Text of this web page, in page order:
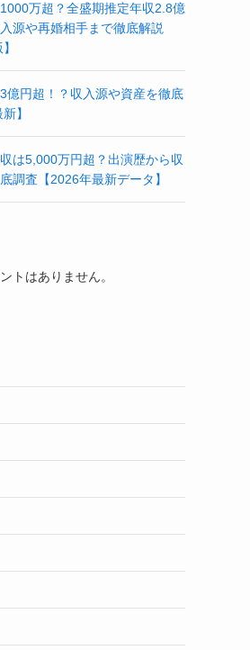
万超？全盛期推定年収2.8億
源や再婚相手まで徹底解説
億円超！？収入源や資産を徹底
】
は5,000万円超？出演歴から収
調査【2026年最新データ】
トはありません。